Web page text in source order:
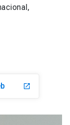
launch